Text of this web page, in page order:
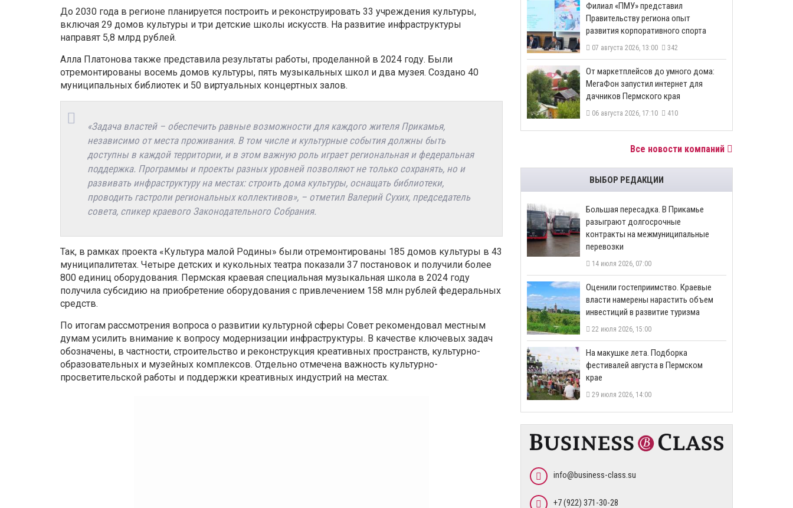
До 2030 года в регионе планируется построить и реконструировать 33 учреждения культуры,
включая 29 домов культуры и три детские школы искусств. На развитие инфраструктуры
направят 5,8 млрд рублей.
Алла Платонова также представила результаты работы, проделанной в 2024 году. Были
отремонтированы восемь домов культуры, пять музыкальных школ и два музея. Создано 40
муниципальных библиотек и 50 виртуальных концертных залов.
«Задача властей – обеспечить равные возможности для каждого жителя Прикамья,
независимо от места проживания. В том числе и культурные события должны быть
доступны в каждой территории, и в этом важную роль играет региональная и федеральная
поддержка. Программы и проекты разных уровней позволяют не только сохранять, но и
развивать инфраструктуру на местах: строить дома культуры, оснащать библиотеки,
проводить гастроли региональных коллективов», – отметил Валерий Сухих, председатель
совета, спикер краевого Законодательного Собрания.
Так, в рамках проекта «Культура малой Родины» были отремонтированы 185 домов культуры в 43
муниципалитетах. Четыре детских и кукольных театра показали 37 постановок и получили более
800 единиц оборудования. Пермская краевая специальная музыкальная школа в 2024 году
получила субсидию на приобретение оборудования с привлечением 158 млн рублей федеральных
средств.
По итогам рассмотрения вопроса о развитии культурной сферы Совет рекомендовал местным
думам усилить внимание к вопросу модернизации инфраструктуры. В качестве ключевых задач
обозначены, в частности, строительство и реконструкция креативных пространств, культурно-
образовательных и музейных комплексов. Отдельно отмечена важность культурно-
просветительской работы и поддержки креативных индустрий на местах.
​Филиал «ПМУ» представил
Правительству региона опыт
развития корпоративного спорта
07 августа 2026, 13:00 342
От маркетплейсов до умного дома:
МегаФон запустил интернет для
дачников Пермского края
06 августа 2026, 17:10 410
Все новости компаний
ВЫБОР РЕДАКЦИИ
Большая пересадка. В Прикамье
разыграют долгосрочные
контракты на межмуниципальные
перевозки
14 июля 2026, 07:00
Оценили гостеприимство. Краевые
власти намерены нарастить объем
инвестиций в развитие туризма
22 июля 2026, 15:00
На макушке лета. Подборка
фестивалей августа в Пермском
крае
29 июля 2026, 14:00
info@business-class.su
+7 (922) 371-30-28